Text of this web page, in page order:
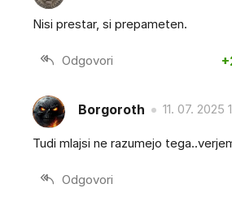
Nisi prestar, si prepameten.
Odgovori
Borgoroth 11. 07. 2025
Tudi mlajsi ne razumejo
Odgovori